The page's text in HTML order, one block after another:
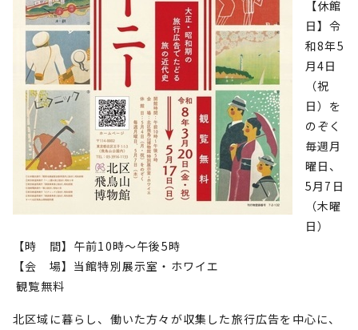
【休館
日】令
和8年5
月4日
（祝
日）を
のぞく
毎週月
曜日、
5月7日
（木曜
日）
【時 間】午前10時～午後5時
【会 場】当館特別展示室・ホワイエ
観覧無料
北区域に暮らし、働いた方々が収集した旅行広告を中心に、